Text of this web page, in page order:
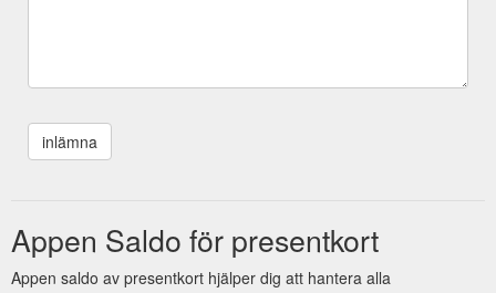
Appen Saldo för presentkort
Appen saldo av presentkort hjälper dig att hantera alla